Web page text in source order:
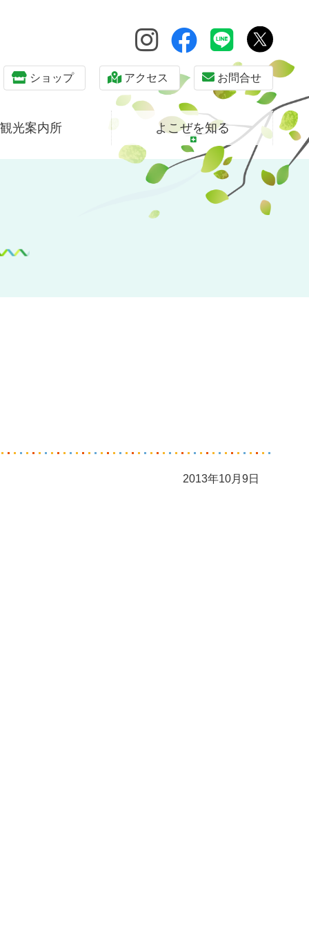
ショップ アクセス お問合せ
観光案内所 よこぜを知る
2013年10月9日